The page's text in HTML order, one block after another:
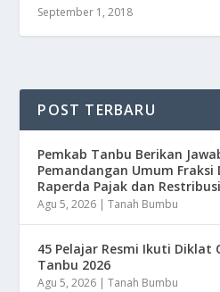
September 1, 2018
POST TERBARU
Pemkab Tanbu Berikan
Pemandangan Umum Fraksi
Raperda Pajak dan Restribusi
Agu 5, 2026 |Tanah Bumbu
45 Pelajar Resmi Ikuti Diklat
Tanbu 2026
Agu 5, 2026 |Tanah Bumbu